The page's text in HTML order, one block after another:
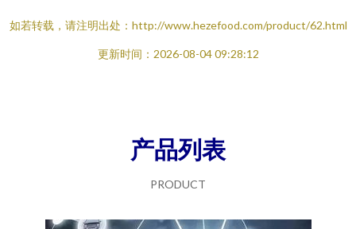
如若转载，请注明出处：http://www.hezefood.com/product/62.html
更新时间：2026-08-04 09:28:12
产品列表
PRODUCT